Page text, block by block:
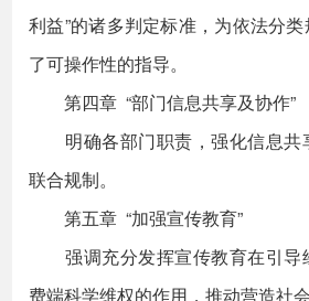
利益”的诸多判定标准，为依法分
了可操作性的指导。
第四章 “部门信息共享及协作”
明确各部门职责，强化信息共
联合规制。
第五章 “加强宣传教育”
强调充分发挥宣传教育在引导
费端科学维权的作用，推动营造社